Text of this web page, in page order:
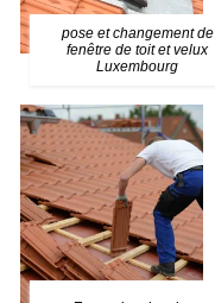
pose et changement de
fenêtre de toit et velux
Luxembourg